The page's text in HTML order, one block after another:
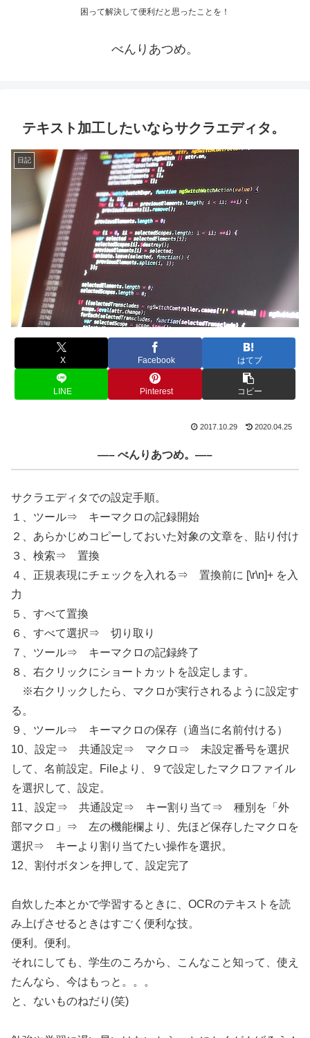
困って解決して便利だと思ったことを！
べんりあつめ。
テキスト加工したいならサクラエディタ。
日記
X Facebook はてブ
LINE Pinterest コピー
2017.10.29 2020.04.25
—– べんりあつめ。—–
サクラエディタでの設定手順。
１、ツール⇒ キーマクロの記録開始
２、あらかじめコピーしておいた対象の文章を、貼り付け
３、検索⇒ 置換
４、正規表現にチェックを入れる⇒ 置換前に [\r\n]+ を入
力
５、すべて置換
６、すべて選択⇒ 切り取り
７、ツール⇒ キーマクロの記録終了
８、右クリックにショートカットを設定します。
※右クリックしたら、マクロが実行されるように設定す
る。
９、ツール⇒ キーマクロの保存（適当に名前付ける）
10、設定⇒ 共通設定⇒ マクロ⇒ 未設定番号を選択
して、名前設定。Fileより、９で設定したマクロファイル
を選択して、設定。
11、設定⇒ 共通設定⇒ キー割り当て⇒ 種別を「外
部マクロ」⇒ 左の機能欄より、先ほど保存したマクロを
選択⇒ キーより割り当てたい操作を選択。
12、割付ボタンを押して、設定完了
自炊した本とかで学習するときに、OCRのテキストを読
み上げさせるときはすごく便利な技。
便利。便利。
それにしても、学生のころから、こんなこと知って、使え
たんなら、今はもっと。。。
と、ないものねだり(笑)